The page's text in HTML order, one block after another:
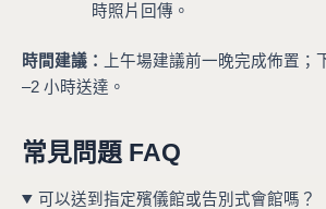
時照片回傳。
時間建議：
上午場建議前一晚完成佈置；
–2 小時送達。
常見問題 FAQ
可以送到指定殯儀館或告別式會館嗎？